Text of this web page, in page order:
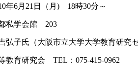
年6月21日（月) 18時30分～
私学会館 203
子氏（大阪市立大学大学教育研究セ
教育研究会 TEL：075-415-0962